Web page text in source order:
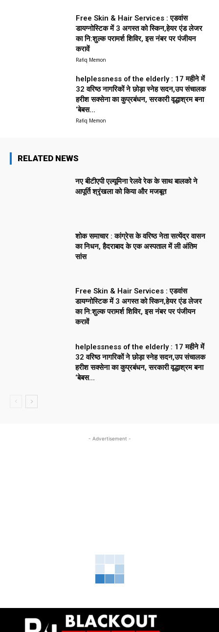
Free Skin & Hair Services : एडवांस
डायग्नोस्टिक में 3 अगस्त को स्किन,हेयर एंड लेजर
का नि:शुल्क परामर्श शिविर, इस नंबर पर पंजीयन
करावें
Rafiq Memon
helplessness of the elderly : 17 महीने में
32 वरिष्ठ नागरिकों ने छोड़ा स्नेह सदन,उप संचालक
हरीश सक्सेना का कुप्रबंधन, सरकारी वृद्धाश्रम बना
‘बेबस...
Rafiq Memon
RELATED NEWS
नए बीटीएपी एल्यूमिना रेलवे रेक के साथ बालको ने
आपूर्ति श्रृंखला को किया और मजबूत
शोक समाचार : कांग्रेस के वरिष्ठ नेता सत्येंद्र वासन
का निधन, हैदराबाद के एक अस्पताल में ली अंतिम
सांस
Free Skin & Hair Services : एडवांस
डायग्नोस्टिक में 3 अगस्त को स्किन,हेयर एंड लेजर
का नि:शुल्क परामर्श शिविर, इस नंबर पर पंजीयन
करावें
helplessness of the elderly : 17 महीने में
32 वरिष्ठ नागरिकों ने छोड़ा स्नेह सदन,उप संचालक
हरीश सक्सेना का कुप्रबंधन, सरकारी वृद्धाश्रम बना
‘बेबस...
- Advertisement -